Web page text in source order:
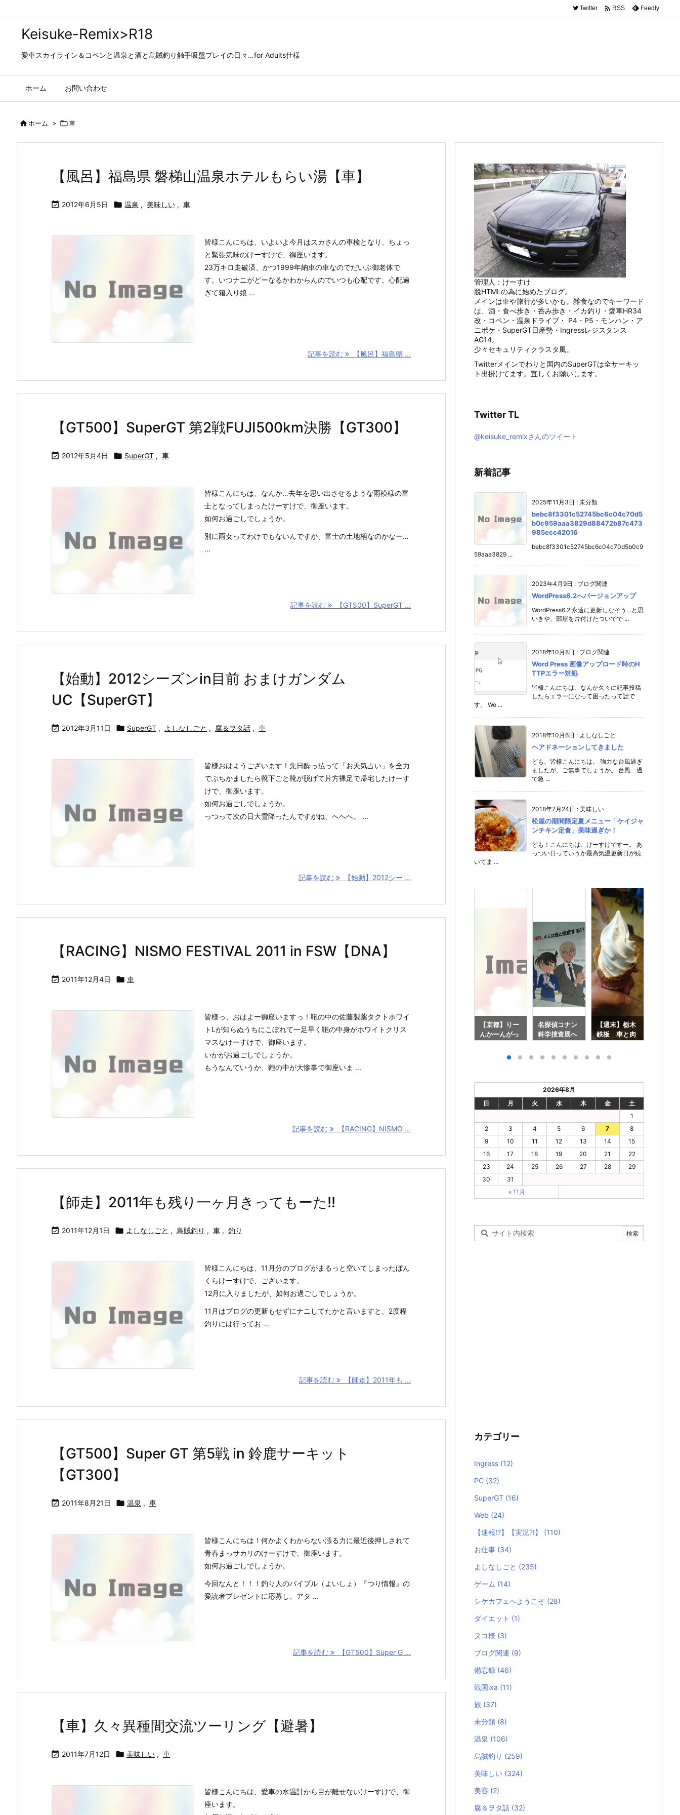
Keisuke-Remix>R18
愛車スカイライン＆コペンと温泉と酒と烏賊釣り触手吸盤プレイの日々…for Adults仕様
ホーム お問い合わせ
Twitter  RSS Feedly
ホーム > 車
【風呂】福島県 磐梯山温泉ホテルもらい湯【車】
 2012年6月5日  温泉 , 美味しい , 車
皆様こんにちは、いよいよ今月はスカさんの車検となり、ちょっ
と緊張気味のけーすけで、御座います。
23万キロ走破済、かつ1999年納車の車なのでだいぶ御老体で
す。いつナニがどーなるかわからんのでいつも心配です。心配過
ぎて箱入り娘 ...
記事を読む 【風呂】福島県 ...
【GT500】SuperGT 第2戦FUJI500km決勝【GT300】
 2012年5月4日  SuperGT , 車
皆様こんにちは、なんか…去年を思い出させるような雨模様の富
士となってしまったけーすけで、御座います。
如何お過ごしでしょうか。
別に雨女ってわけでもないんですが、富士の土地柄なのかなー…
...
記事を読む 【GT500】SuperGT ...
【始動】2012シーズンin目前 おまけガンダム
UC【SuperGT】
 2012年3月11日  SuperGT , よしなしごと , 腐＆ヲタ話 , 車
皆様おはようございます！先日酔っ払って「お天気占い」を全力
でぶちかましたら靴下ごと靴が脱げて片方裸足で帰宅したけーす
けで、御座います。
如何お過ごしでしょうか。
っつって次の日大雪降ったんですがね、へへへ。 ...
記事を読む 【始動】2012シー ...
【RACING】NISMO FESTIVAL 2011 in FSW【DNA】
 2011年12月4日  車
皆様っ、おはよー御座いますっ！鞄の中の佐藤製薬タクトホワイ
トLが知らぬうちにこぼれて一足早く鞄の中身がホワイトクリス
マスなけーすけで、御座います。
いかがお過ごしでしょうか。
もうなんていうか、鞄の中が大惨事で御座いま ...
記事を読む 【RACING】NISMO ...
【師走】2011年も残り一ヶ月きってもーた!!
 2011年12月1日  よしなしごと , 烏賊釣り , 車 , 釣り
皆様こんにちは、11月分のブログがまるっと空いてしまったぼん
くらけーすけで、ございます。
12月に入りましたが、如何お過ごしでしょうか。
11月はブログの更新もせずにナニしてたかと言いますと、2度程
釣りには行ってお ...
記事を読む 【師走】2011年も ...
【GT500】Super GT 第5戦 in 鈴鹿サーキット
【GT300】
 2011年8月21日  温泉 , 車
皆様こんにちは！何かよくわからない漲る力に最近後押しされて
青春まっサカリのけーすけで、御座います。
如何お過ごしでしょうか。
今回なんと！！！釣り人のバイブル（よいしょ）『つり情報』の
愛読者プレゼントに応募し、アタ ...
記事を読む 【GT500】Super G ...
【車】久々異種間交流ツーリング【避暑】
 2011年7月12日  美味しい , 車
皆様こんにちは、愛車の水温計から目が離せないけーすけで、御
座います。
管理人：けーすけ
脱HTMLの為に始めたブログ。
メインは車や旅行が多いかも。雑食なのでキーワード
は、酒・食べ歩き・呑み歩き・イカ釣り・愛車HR34
改・コペン・温泉ドライブ・ P4・P5・モンハン・ア
ニポケ・SuperGT日産勢・Ingressレジスタンス
AG14。
少々セキュリティクラスタ風。
Twitterメインでわりと国内のSuperGTは全サーキッ
ト出掛けてます。宜しくお願いします。
Twitter TL
@keisuke_remixさんのツイート
新着記事
2025年11月3日 : 未分類
bebc8f3301c52745bc6c04c70d5
b0c959aaa3829d88472b87c473
985ecc42016
bebc8f3301c52745bc6c04c70d5b0c9
59aaa3829 ...
2023年4月9日 : ブログ関連
WordPress6.2へバージョンアップ
WordPress6.2 永遠に更新しなそう…と思
いきや、部屋を片付けたついでで ...
2018年10月8日 : ブログ関連
Word Press 画像アップロード時のH
TTPエラー対処
皆様こんにちは、なんか久々に記事投稿
したらエラーになって困ったって話で
す。 Wo ...
2018年10月6日 : よしなしごと
ヘアドネーションしてきました
ども、皆様こんにちは。 強力な台風過ぎ
ましたが、ご無事でしょうか。 台風一過
で急 ...
2018年7月24日 : 美味しい
松屋の期間限定夏メニュー「ケイジャ
ンチキン定食」美味過ぎか！
ども！こんにちは、けーすけですー。 あ
っつい日っていうか最高気温更新日が続
いてま ...
ヤ交換】
みち走り納め
【車】
ミッションオ
ーバーホール
【入庫】
【魚】しらす
＆34さん車検
から戻る
博物館行って
【京都】りー
んかーんがっ
名探偵コナン
科学捜査展へ
【週末】栃木
鉄板 車と肉
2026年8月
日
月 火 水 木 金
土
1
2
3 4 5 6 7
8
9
10 11 12 13 14
15
16
17 18 19 20 21
22
23
24 25 26 27 28
29
30
31
« 11月
カテゴリー
Ingress (12)
PC (32)
SuperGT (16)
Web (24)
【速報!?】【実況?!】 (110)
お仕事 (34)
よしなしごと (235)
ゲーム (14)
シケカフェへようこそ (28)
ダイエット (1)
ヌコ様 (3)
ブログ関連 (9)
備忘録 (46)
戦国ixa (11)
旅 (37)
未分類 (8)
温泉 (106)
烏賊釣り (259)
美味しい (324)
美容 (2)
腐＆ヲタ話 (32)